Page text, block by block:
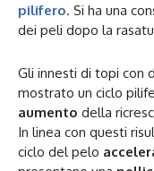
pilifero. Si ha una
dei peli dopo la
Gli innesti di topi con
mostrato un ciclo
aumento della
In linea con questi
ciclo del pelo